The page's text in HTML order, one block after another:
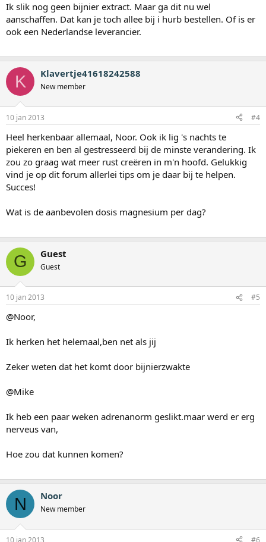
Ik slik nog geen bijnier extract. Maar ga dit nu wel
aanschaffen. Dat kan je toch allee bij i hurb bestellen. Of is er
ook een Nederlandse leverancier.
K Klavertje41618242588
New member
10 jan 2013 #4
Heel herkenbaar allemaal, Noor. Ook ik lig 's nachts te
piekeren en ben al gestresseerd bij de minste verandering. Ik
zou zo graag wat meer rust creëren in m'n hoofd. Gelukkig
vind je op dit forum allerlei tips om je daar bij te helpen.
Succes!
Wat is de aanbevolen dosis magnesium per dag?
G Guest
Guest
10 jan 2013 #5
@Noor,
Ik herken het helemaal,ben net als jij
Zeker weten dat het komt door bijnierzwakte
@Mike
Ik heb een paar weken adrenanorm geslikt.maar werd er erg
nerveus van,
Hoe zou dat kunnen komen?
N Noor
New member
10 jan 2013 #6